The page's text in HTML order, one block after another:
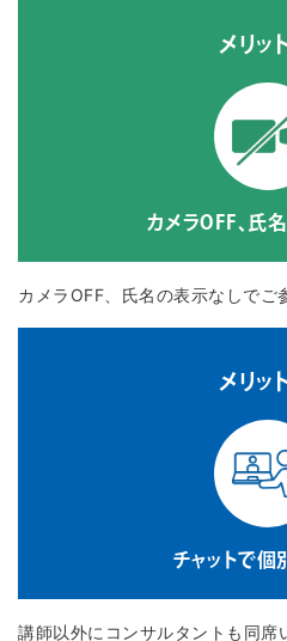
メリット
カメラOFF、氏
カメラOFF、氏名の表示なしでご
メリット
チャットで個
講師以外にコンサルタントも同席